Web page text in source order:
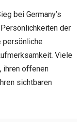
bei Germany’s
der
persönliche
Viele
ihren offenen
sichtbaren